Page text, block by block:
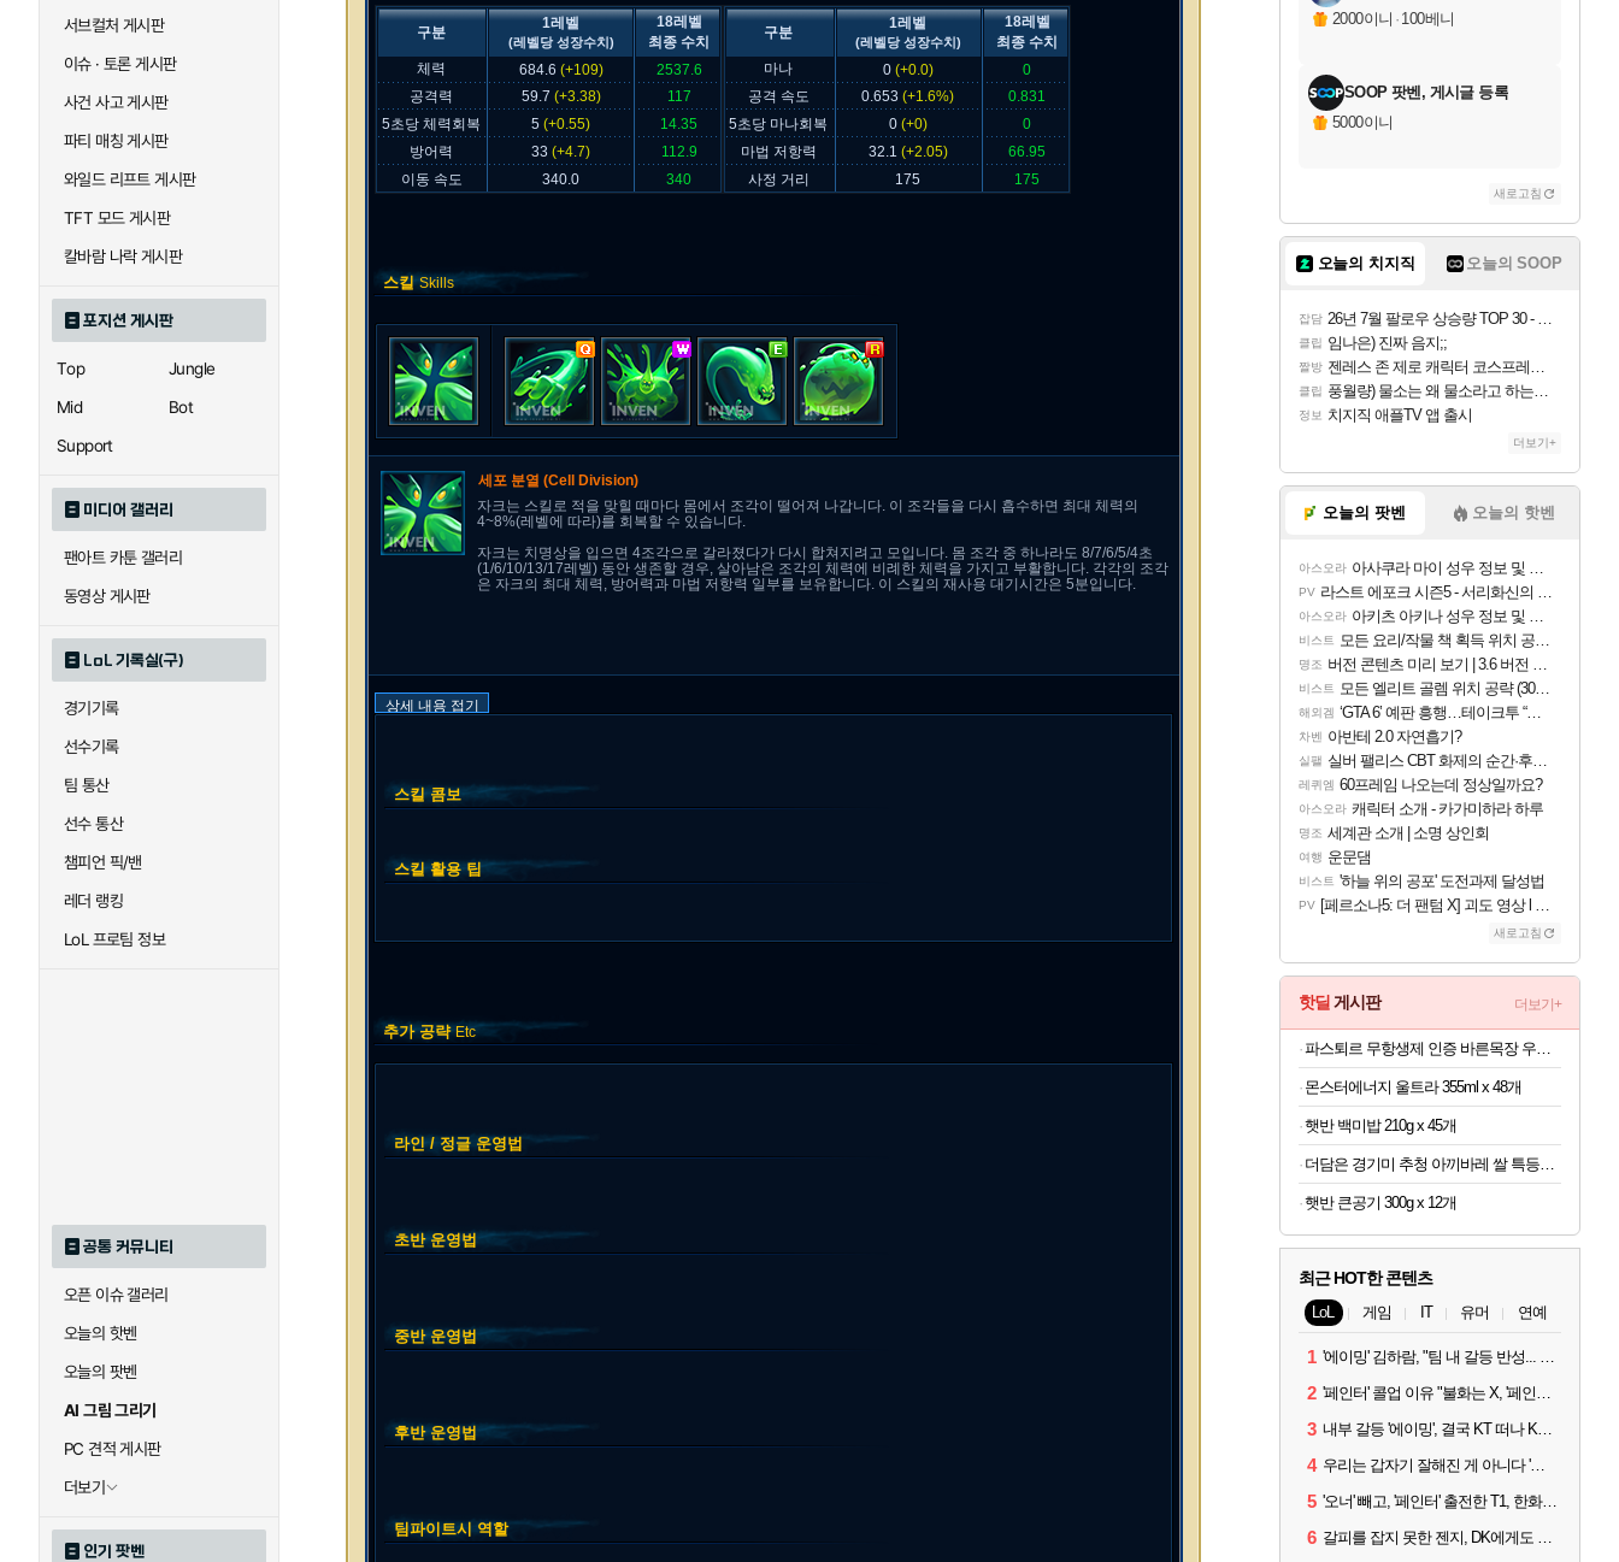
서브컬처 게시판
이슈 · 토론 게시판
사건 사고 게시판
파티 매칭 게시판
와일드 리프트 게시판
TFT 모드 게시판
칼바람 나락 게시판
포지션 게시판
Top
Jungle
Mid
Bot
Support
미디어 갤러리
팬아트 카툰 갤러리
동영상 게시판
LoL 기록실(구)
경기기록
선수기록
팀 통산
선수 통산
챔피언 픽/밴
레더 랭킹
LoL 프로팀 정보
공통 커뮤니티
오픈 이슈 갤러리
오늘의 핫벤
오늘의 팟벤
AI 그림 그리기
PC 견적 게시판
더보기
인기 팟벤
구분
1레벨
(레벨당 성장수치)
18레벨
최종 수치
구분
1레벨
(레벨당 성장수치)
18레벨
최종 수치
체력
684.6 (+109) 2537.6 마나 0 (+0.0)
0
공격력
59.7 (+3.38) 117 공격 속도 0.653 (+1.6%)
0.831
5초당 체력회복
5 (+0.55) 14.35 5초당 마나회복 0 (+0)
0
방어력
33 (+4.7) 112.9 마법 저항력 32.1 (+2.05)
66.95
이동 속도
340.0 340 사정 거리 175 175
스킬Skills
세포 분열 (Cell Division)
자크는 스킬로 적을 맞힐 때마다 몸에서 조각이 떨어져 나갑니다. 이 조각들을 다시 흡수하면 최대 체력의
4~8%(레벨에 따라)를 회복할 수 있습니다.
자크는 치명상을 입으면 4조각으로 갈라졌다가 다시 합쳐지려고 모입니다. 몸 조각 중 하나라도 8/7/6/5/4초
(1/6/10/13/17레벨) 동안 생존할 경우, 살아남은 조각의 체력에 비례한 체력을 가지고 부활합니다. 각각의 조각
은 자크의 최대 체력, 방어력과 마법 저항력 일부를 보유합니다. 이 스킬의 재사용 대기시간은 5분입니다.
상세 내용 접기
스킬 콤보
스킬 활용 팁
추가 공략Etc
라인 / 정글 운영법
초반 운영법
중반 운영법
후반 운영법
팀파이트시 역할
2000이니 · 100베니
SOOP 팟벤, 게시글 등록
5000이니
새로고침
오늘의 치지직 오늘의 SOOP
잡담 26년 7월 팔로우 상승량 TOP 30 - 월간 치지직
클립 임나은) 진짜 음지;;
짤방 젠레스 존 제로 캐릭터 코스프레한 꽁주
클립 풍월량) 물소는 왜 물소라고 하는거야? 아! 그만 ㅋㅋ 알았어 ㅋㅋ
정보 치지직 애플TV 앱 출시
더보기+
오늘의 팟벤 오늘의 핫벤
아스오라 아사쿠라 마이 성우 정보 및 주요 필모
PV 라스트 에포크 시즌5 - 서리화신의 분노 티저
아스오라 아키츠 아키나 성우 정보 및 주요 필모
비스트 모든 요리/작물 책 획득 위치 공략 (36개) - 미식가 도전과제
명조 버전 콘텐츠 미리 보기 | 3.6 버전 「신기루 속 등불 그림자, 속세에 깃든 검의 결심」이 8월 20일에 업데이트됩니다!
비스트 모든 엘리트 골렘 위치 공략 (30개) - 방랑 결투가
해외겜 ‘GTA 6’ 예판 흥행…테이크투 “내부 예상 크게 넘어”
차벤 아반테 2.0 자연흡기?
실팰 실버 팰리스 CBT 화제의 순간·후기 모음
레퀴엠 60프레임 나오는데 정상일까요?
아스오라 캐릭터 소개 - 카가미하라 하루
명조 세계관 소개 | 소명 상인회
여행 운문댐
비스트 '하늘 위의 공포' 도전과제 달성법
PV [페르소나5: 더 팬텀 X] 괴도 영상 l 타카마키 안·댄싱 스타
새로고침
핫딜 게시판 더보기+
몬스터에너지 울트라 355ml x 48개
햇반 백미밥 210g x 45개
햇반 큰공기 300g x 12개
최근 HOT한 콘텐츠
LoL 게임 IT 유머 연예
1 '에이밍' 김하람, "팀 내 갈등 반성... 끝까지 뛰고 싶었다"
2 '페인터' 콜업 이유 "불화는 X, '페인터'는 부족한 콜을 채워줄 선수"
3 내부 갈등 '에이밍', 결국 KT 떠나 KRX로...'지우'와 트레이드
4 우리는 갑자기 잘해진 게 아니다 '씨맥' 김대호 감독의 자신감
5 '오너' 빼고, '페인터' 출전한 T1, 한화생명에 패배
6 갈피를 잡지 못한 젠지, DK에게도 0:2 패배